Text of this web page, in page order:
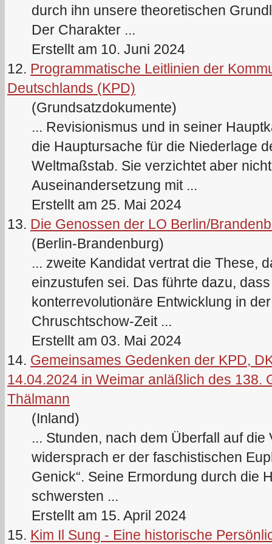
durch ihn unsere theoretischen
Der Charakter ...
Erstellt am 10. Juni 2024
12. Programmatische Leitlinien der
Deutschlands (KPD)
(Grundsatzdokumente)
... Revisionismus und in seiner
die Hauptursache für die Niederlage
Weltmaßstab. Sie verzichtet aber
Auseinandersetzung mit ...
Erstellt am 25. Mai 2024
13. Die Genossen der LO Berlin/
(Berlin-Brandenburg)
... zweite Kandidat vertrat die These,
einzustufen sei. Das führte dazu,
konterrevolutionäre Entwicklung in
Chruschtschow-Zeit ...
Erstellt am 03. Mai 2024
14. Gemeinsames Gedenken der KPD,
14.04.2024 in Weimar anläßlich des 138.
Thälmann
(Inland)
... Stunden, nach dem Überfall auf
widersprach er der faschistischen
Genick“. Seine Ermordung durch die
schwersten ...
Erstellt am 15. April 2024
15. Kim Il Sung - Eine historische